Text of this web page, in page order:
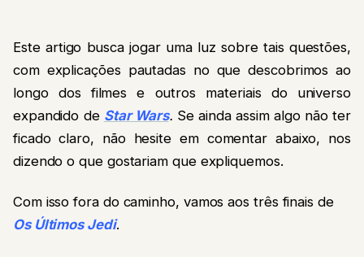
Este artigo busca jogar uma luz sobre tais questões,
com explicações pautadas no que descobrimos ao
longo dos filmes e outros materiais do universo
expandido de Star Wars. Se ainda assim algo não ter
ficado claro, não hesite em comentar abaixo, nos
dizendo o que gostariam que expliquemos.
Com isso fora do caminho, vamos aos três finais de
Os Últimos Jedi.